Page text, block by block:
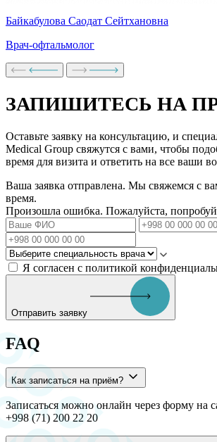
Байкабулова Саодат Сейтхановна
Врач-офтальмолог
ЗАПИШИТЕСЬ НА
Оставьте заявку на консультацию, и
Medical Group свяжутся с вами, чтобы
время для визита и ответить на все ваши
Ваша заявка отправлена. Мы свяжемся с
время.
Произошла ошибка. Пожалуйста,
Я согласен с политикой
Отправить заявку
FAQ
Как записаться на приём?
Записаться можно онлайн через форму на
+998 (71) 200 22 20